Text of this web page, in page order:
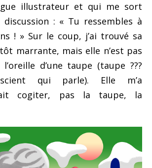
illustrateur et qui me sort
: « Tu ressembles à
! » Sur le coup, j’ai trouvé sa
marrante, mais elle n’est pas
d’une taupe (taupe ???
qui parle). Elle m’a
cogiter, pas la taupe, la